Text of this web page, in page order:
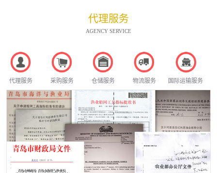
代理服务
AGENCY SERVICE
代理服务 采购服务 仓储服务 物流服务 国际运输服务